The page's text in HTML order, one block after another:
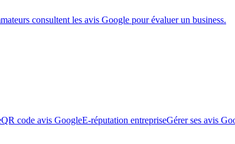
consultent les avis Google pour évaluer un business.
QR code avis GoogleE-réputation entrepriseGérer ses avis